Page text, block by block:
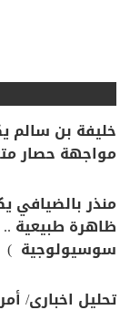
خليفة بن سالم
مواجهة حصار
منذر بالضيافي
ظاهرة طبيعية
سوسيولوجية )
تحليل اخباري/